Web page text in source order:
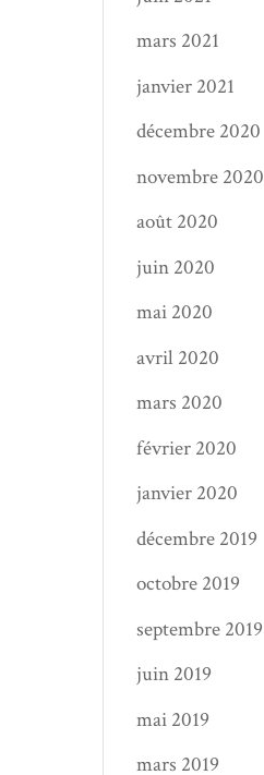
mars 2021
janvier 2021
décembre 2020
novembre 2020
août 2020
juin 2020
mai 2020
avril 2020
mars 2020
février 2020
janvier 2020
décembre 2019
octobre 2019
septembre 2019
juin 2019
mai 2019
mars 2019